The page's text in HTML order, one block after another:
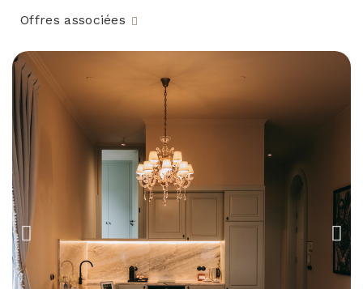
Offres associées